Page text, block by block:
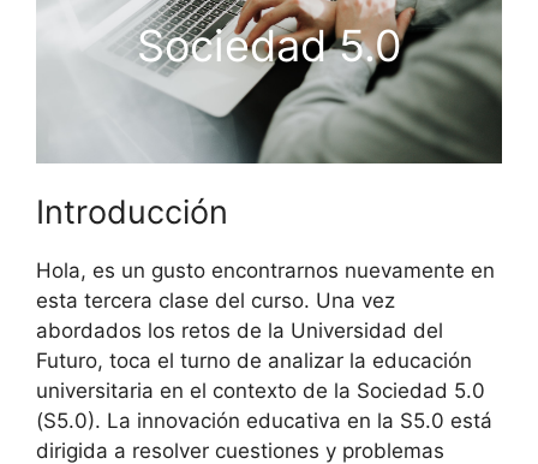
Sociedad 5.0
Introducción
Hola, es un gusto encontrarnos nuevamente en
esta tercera clase del curso. Una vez
abordados los retos de la Universidad del
Futuro, toca el turno de analizar la educación
universitaria en el contexto de la Sociedad 5.0
(S5.0). La innovación educativa en la S5.0 está
dirigida a resolver cuestiones y problemas